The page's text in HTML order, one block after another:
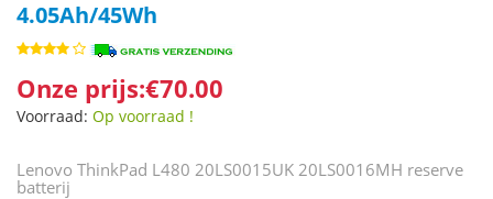
4.05Ah/45Wh
Onze prijs:€70.00
Voorraad: Op voorraad !
Lenovo ThinkPad L480 20LS0015UK 20LS0016MH reserve
batterij